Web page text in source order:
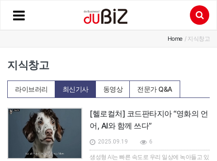
Home / 지식창고
지식창고
라이브러리 최신기사 동영상 전문가 Q&A
[헬로컬처] 코드판타지아 “영화의 언
어, AI와 함께 쓰다”
2025.09.19 6
생성형 AI는 빠른 속도로 우리 일상에 녹아들고 있